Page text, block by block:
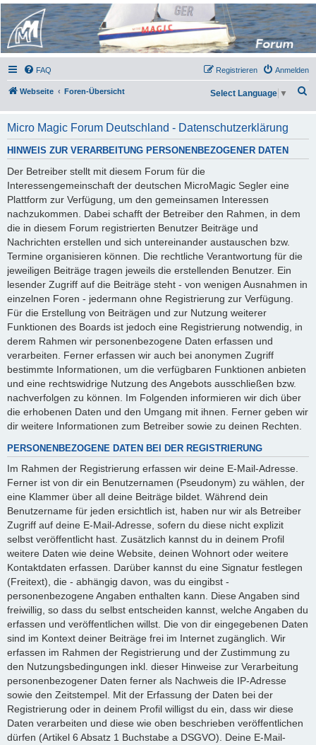
Micro Magic Forum
Deutschland
FAQ Anmelden
Registrieren
Webseite Foren-Übersicht
h
e
Select Language ▼
Micro Magic Forum Deutschland - Datenschutzerklärung
HINWEIS ZUR VERARBEITUNG PERSONENBEZOGENER DATEN
Der Betreiber stellt mit diesem Forum für die
Interessengemeinschaft der deutschen MicroMagic Segler eine
Plattform zur Verfügung, um den gemeinsamen Interessen
nachzukommen. Dabei schafft der Betreiber den Rahmen, in dem
die in diesem Forum registrierten Benutzer Beiträge und
Nachrichten erstellen und sich untereinander austauschen bzw.
Termine organisieren können. Die rechtliche Verantwortung für die
jeweiligen Beiträge tragen jeweils die erstellenden Benutzer. Ein
lesender Zugriff auf die Beiträge steht - von wenigen Ausnahmen in
einzelnen Foren - jedermann ohne Registrierung zur Verfügung.
Für die Erstellung von Beiträgen und zur Nutzung weiterer
Funktionen des Boards ist jedoch eine Registrierung notwendig, in
derem Rahmen wir personenbezogene Daten erfassen und
verarbeiten. Ferner erfassen wir auch bei anonymen Zugriff
bestimmte Informationen, um die verfügbaren Funktionen anbieten
und eine rechtswidrige Nutzung des Angebots ausschließen bzw.
nachverfolgen zu können. Im Folgenden informieren wir dich über
die erhobenen Daten und den Umgang mit ihnen. Ferner geben wir
dir weitere Informationen zum Betreiber sowie zu deinen Rechten.
PERSONENBEZOGENE DATEN BEI DER REGISTRIERUNG
Im Rahmen der Registrierung erfassen wir deine E-Mail-Adresse.
Ferner ist von dir ein Benutzernamen (Pseudonym) zu wählen, der
eine Klammer über all deine Beiträge bildet. Während dein
Benutzername für jeden ersichtlich ist, haben nur wir als Betreiber
Zugriff auf deine E-Mail-Adresse, sofern du diese nicht explizit
selbst veröffentlicht hast. Zusätzlich kannst du in deinem Profil
weitere Daten wie deine Website, deinen Wohnort oder weitere
Kontaktdaten erfassen. Darüber kannst du eine Signatur festlegen
(Freitext), die - abhängig davon, was du eingibst -
personenbezogene Angaben enthalten kann. Diese Angaben sind
freiwillig, so dass du selbst entscheiden kannst, welche Angaben du
erfassen und veröffentlichen willst. Die von dir eingegebenen Daten
sind im Kontext deiner Beiträge frei im Internet zugänglich. Wir
erfassen im Rahmen der Registrierung und der Zustimmung zu
den Nutzungsbedingungen inkl. dieser Hinweise zur Verarbeitung
personenbezogener Daten ferner als Nachweis die IP-Adresse
sowie den Zeitstempel. Mit der Erfassung der Daten bei der
Registrierung oder in deinem Profil willigst du ein, dass wir diese
Daten verarbeiten und diese wie oben beschrieben veröffentlichen
dürfen (Artikel 6 Absatz 1 Buchstabe a DSGVO). Deine E-Mail-